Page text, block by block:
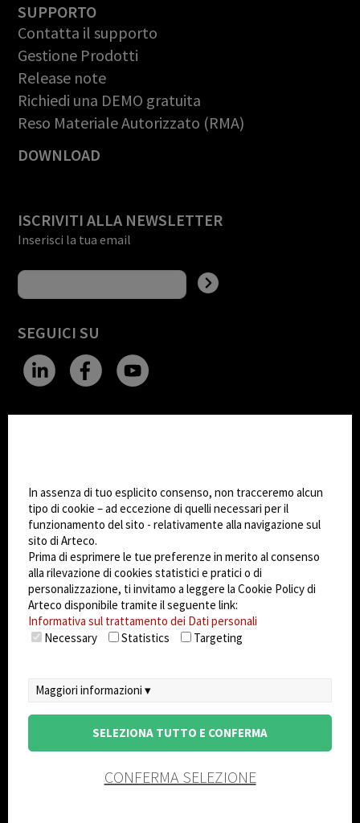
SUPPORTO
Contatta il supporto
Gestione Prodotti
Release note
Richiedi una DEMO gratuita
Reso Materiale Autorizzato (RMA)
DOWNLOAD
ISCRIVITI ALLA NEWSLETTER
Inserisci la tua email
SEGUICI SU
Dark Mode
© 2026Arteco srl - Società soggetta a direzione
e coordinamento di KRENOVA SRL (Società a
socio unico)
Partita IVA: 02814270399 - Sede Legale: Via Pana
180, 48018 Faenza (RA) Italy - REA: RA - 261533 -
Capitale sociale sottoscritto: €100.000,00
privacy-cookie policy- EULA/DPA
In assenza di tuo esplicito consenso, non tracceremo alcun
tipo di cookie – ad eccezione di quelli necessari per il
funzionamento del sito - relativamente alla navigazione sul
sito di Arteco.
Prima di esprimere le tue preferenze in merito al consenso
alla rilevazione di cookies statistici e pratici o di
personalizzazione, ti invitamo a leggere la Cookie Policy di
Arteco disponibile tramite il seguente link:
Informativa sul trattamento dei Dati personali
Necessary
Statistics Targeting
Maggiori informazioni ▾
SELEZIONA TUTTO E CONFERMA
CONFERMA SELEZIONE